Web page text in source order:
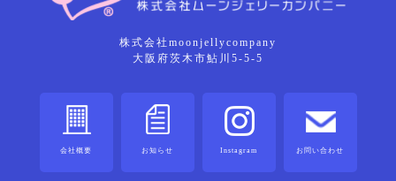
株式会社moonjellycompany
大阪府茨木市鮎川5-5-5
会社概要 お知らせ Instagram お問い合わせ